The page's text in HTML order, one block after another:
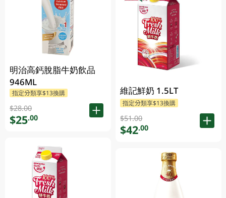
明治高鈣脫脂牛奶飲品
946ML
指定分類享$13換購
$28.00
$25.00
維記鮮奶 1.5LT
指定分類享$13換購
$51.00
$42.00